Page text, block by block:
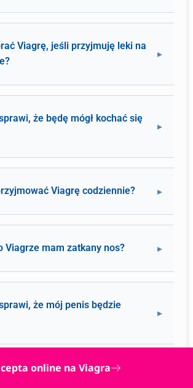
Viagrę, jeśli przyjmuję leki na
że będę mógł kochać się
Viagrę codziennie?
Viagrze mam zatkany nos?
że mój penis będzie
Viagra na mnie nie działa?
online na Viagra